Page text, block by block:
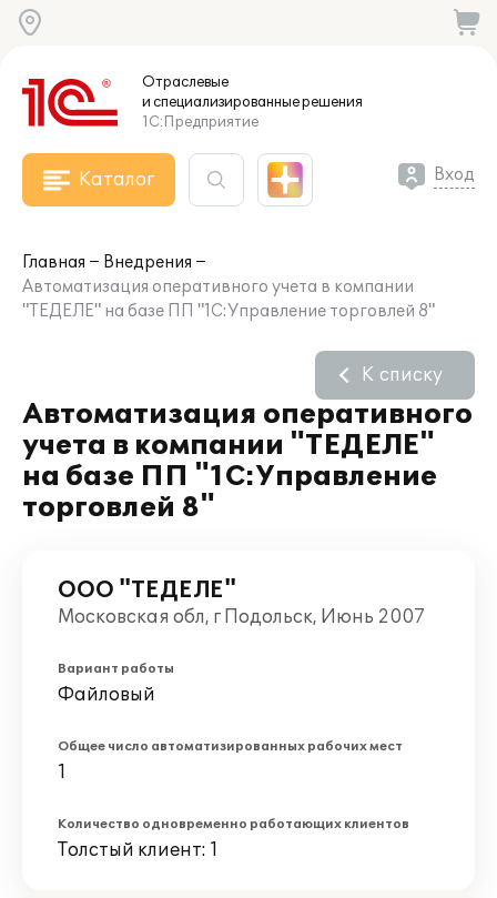
Отраслевые
и специализированныерешения
1С:Предприятие
Каталог Вход
Главная
Внедрения
Автоматизация оперативного учета в компании
"ТЕДЕЛЕ" на базе ПП "1С:Управление торговлей 8"
Автоматизация оперативного
учета в компании "ТЕДЕЛЕ"
на базе ПП "1С:Управление
торговлей 8"
К списку
ООО "ТЕДЕЛЕ"
Московская обл, г Подольск, Июнь 2007
Вариант работы
Файловый
Общее число автоматизированных рабочих мест
1
Количество одновременно работающих клиентов
Толстый клиент: 1